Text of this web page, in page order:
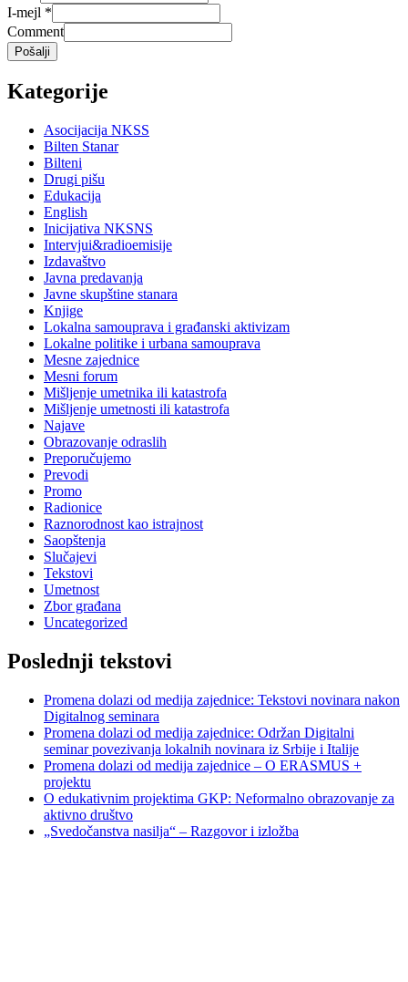
I-mejl *
Comment
Pošalji
Kategorije
Asocijacija NKSS
Bilten Stanar
Bilteni
Drugi pišu
Edukacija
English
Inicijativa NKSNS
Intervjui&radioemisije
Izdavaštvo
Javna predavanja
Javne skupštine stanara
Knjige
Lokalna samouprava i građanski aktivizam
Lokalne politike i urbana samouprava
Mesne zajednice
Mesni forum
Mišljenje umetnika ili katastrofa
Mišljenje umetnosti ili katastrofa
Najave
Obrazovanje odraslih
Preporučujemo
Prevodi
Promo
Radionice
Raznorodnost kao istrajnost
Saopštenja
Slučajevi
Tekstovi
Umetnost
Zbor građana
Uncategorized
Poslednji tekstovi
Promena dolazi od medija zajednice: Tekstovi novinara nakon
Digitalnog seminara
Promena dolazi od medija zajednice: Održan Digitalni
seminar povezivanja lokalnih novinara iz Srbije i Italije
Promena dolazi od medija zajednice – O ERASMUS +
projektu
O edukativnim projektima GKP: Neformalno obrazovanje za
aktivno društvo
„Svedočanstva nasilja“ – Razgovor i izložba